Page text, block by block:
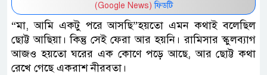
(Google News) ফিডটি
“মা, আমি একটু পরে আসছি”হয়তো এমন কথাই বলেছিল
ছোট্ট আছিয়া। কিন্তু সেই ফেরা আর হয়নি। রামিসার স্কুলব্যাগ
আজও হয়তো ঘরের এক কোণে পড়ে আছে, আর ছোট্ট কথা
রেখে গেছে একরাশ নীরবতা।